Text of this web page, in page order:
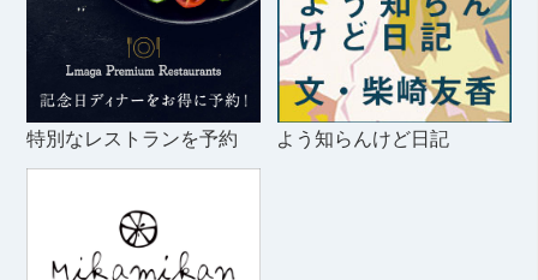
特別なレストランを予約 よう知らんけど日記